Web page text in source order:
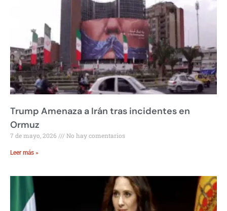
Trump Amenaza a Irán tras incidentes en
Ormuz
7 de mayo, 2026 No hay comentarios
Leer más »